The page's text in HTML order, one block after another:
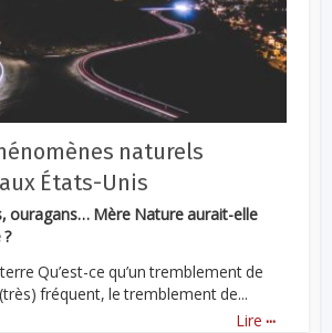
naturels
aux États-Unis
ouragans… Mère Nature aurait-elle
Qu’est-ce qu’un tremblement de
fréquent, le tremblement de...
Lire ...